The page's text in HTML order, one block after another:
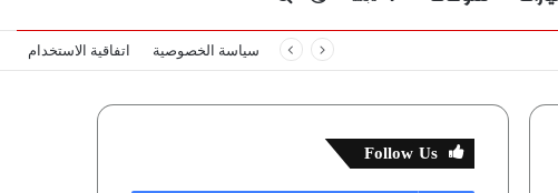
عنالمظلم
سياسة الخصوصية اتفاقية الاستخدام
Follow Us